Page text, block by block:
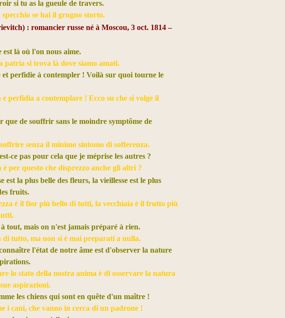
si tu as la gueule de travers.
se hai il grugno storto.
: romancier russe né à Moscou,3 oct. 1814 –
là où l'on nous aime.
patria si trova là dove siamo amati.
et perfidie à contempler ! Voilà sur quoi tourne le
perfidia a contemplare ! Ecco su che si volge il
que de souffrir sans le moindre symptôme de
senza il minimo sintomo di sofferenza.
ce pas pour cela que je méprise les autres ?
per questo che disprezzo anche gli altri ?
est la plus belle des fleurs, la vieillesse est le plus
fruits.
è il fior più bello di tutti, la vecchiaia è il frutto più
tout, mais on n'est jamais préparé à rien.
di tutto, ma non si è mai preparati a nulla.
l'état de notre âme est d'observer la nature
lo stato della nostra anima è di osservare la natura
aspirazioni.
les chiens qui sont en quête d'un maître !
i cani, che vanno in cerca di un padrone !